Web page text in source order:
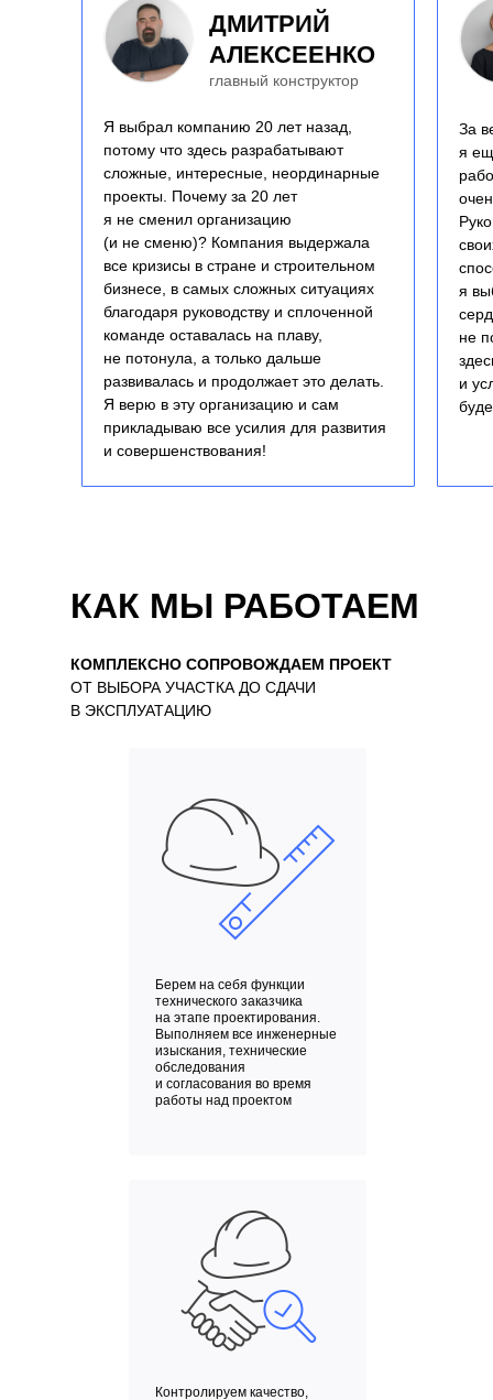
ДМИТРИЙ
АЛЕКСЕЕНКО
главный конструктор
Я выбрал компанию 20 лет назад,
потому что здесь разрабатывают
сложные, интересные, неординарные
проекты. Почему за 20 лет
я не сменил организацию
(и не сменю)? Компания выдержала
все кризисы в стране и строительном
бизнесе, в самых сложных ситуациях
благодаря руководству и сплоченной
команде оставалась на плаву,
не потонула, а только дальше
развивалась и продолжает это делать.
Я верю в эту организацию и сам
прикладываю все усилия для развития
и совершенствования!
За
я
я
не
и
КАК МЫ РАБОТАЕМ
КОМПЛЕКСНО СОПРОВОЖДАЕМ ПРОЕКТ
ОТ ВЫБОРА УЧАСТКА ДО СДАЧИ
В ЭКСПЛУАТАЦИЮ
Берем на себя функции
технического заказчика
на этапе проектирования.
Выполняем все инженерные
изыскания, технические
обследования
и согласования во время
работы над проектом
Контролируем качество,